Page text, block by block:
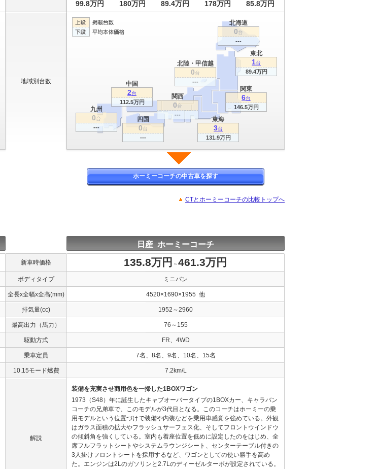
99.8万円 180万円 89.4万円 178万円 85.8万円
地域別台数
関東
6台
146.5万円
関西
0台
---
東海
3台
131.9万円
北海道
0台
---
九州
0台
---
東北
1台
89.4万円
北陸・甲信越
0台
---
中国
2台
112.5万円
四国
0台
---
ホーミーコーチの中古車を探す
CTとホーミーコーチの比較トップへ
日産 ホーミーコーチ
新車時価格 135.8万円 ～461.3万円
ボディタイプ ミニバン
全長x全幅x全高(mm) 4520×1690×1955 他
排気量(cc) 1952～2960
最高出力（馬力） 76～155
駆動方式 FR、4WD
乗車定員 7名、8名、9名、10名、15名
10.15モード燃費 7.2km/L
解説
装備を充実させ商用色を一掃した1BOXワゴン
1973（S48）年に誕生したキャブオーバータイプの1BOXカー、キャラバン
コーチの兄弟車で、このモデルが3代目となる。このコーチはホーミーの乗
用モデルという位置づけで装備や内装などを乗用車感覚を強めている。外観
はガラス面積の拡大やフラッシュサーフェス化、そしてフロントウインドウ
の傾斜角を強くしている。室内も着座位置を低めに設定したのをはじめ、全
席フルフラットシートやシステムラウンジシート、センターテーブル付きの
3人掛けフロントシートを採用するなど、ワゴンとしての使い勝手を高め
た。エンジンは2Lのガソリンと2.7Lのディーゼルターボが設定されている。